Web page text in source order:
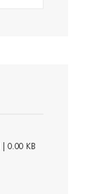
| 0.00 KB